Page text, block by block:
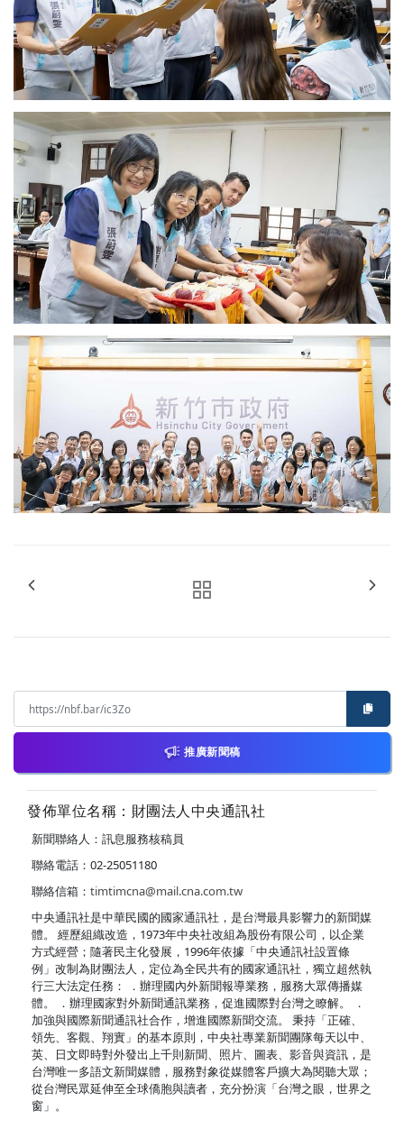
推廣新聞稿
發佈單位名稱：財團法人中央通訊社
新聞聯絡人：訊息服務核稿員
聯絡電話：02-25051180
聯絡信箱： timtimcna@mail.cna.com.tw
中央通訊社是中華民國的國家通訊社，是台灣最具影響力的新聞媒
體。 經歷組織改造，1973年中央社改組為股份有限公司，以企業
方式經營；隨著民主化發展，1996年依據「中央通訊社設置條
例」改制為財團法人，定位為全民共有的國家通訊社，獨立超然執
行三大法定任務： ．辦理國內外新聞報導業務，服務大眾傳播媒
體。 ．辦理國家對外新聞通訊業務，促進國際對台灣之瞭解。 ．
加強與國際新聞通訊社合作，增進國際新聞交流。 秉持「正確、
領先、客觀、翔實」的基本原則，中央社專業新聞團隊每天以中、
英、日文即時對外發出上千則新聞、照片、圖表、影音與資訊，是
台灣唯一多語文新聞媒體，服務對象從媒體客戶擴大為閱聽大眾；
從台灣民眾延伸至全球僑胞與讀者，充分扮演「台灣之眼，世界之
窗」。